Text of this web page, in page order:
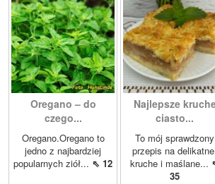
Oregano – do
czego...
Oregano.Oregano to
jedno z najbardziej
popularnych ziół... ⇖ 12
Najlepsze
ciasto...
To mój sprawdzony
przepis na
kruche i maślane...
35